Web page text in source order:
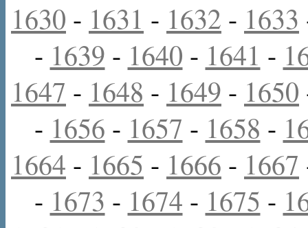
1630 - 1631 - 1632 - 1633
- 1639 - 1640 - 1641 -
1647 - 1648 - 1649 - 1650
- 1656 - 1657 - 1658 -
1664 - 1665 - 1666 - 1667
- 1673 - 1674 - 1675 -